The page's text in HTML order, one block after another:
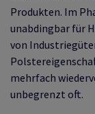
Produkten. Im
unabdingbar für
von
mehrfach
unbegrenzt oft.